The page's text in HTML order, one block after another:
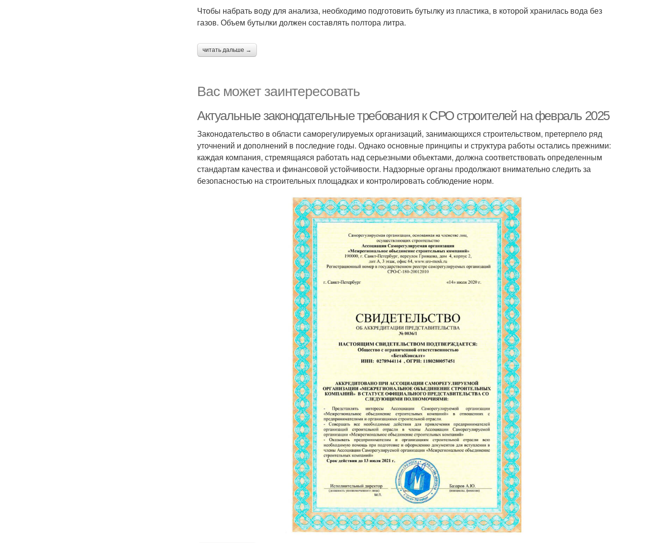
Чтобы набрать воду для анализа, необходимо подготовить бутылку из пластика, в которой хранилась вода без
газов. Объем бутылки должен составлять полтора литра.
читать дальше →
Вас может заинтересовать
Актуальные законодательные требования к СРО строителей на февраль 2025
Законодательство в области саморегулируемых организаций, занимающихся строительством, претерпело ряд
уточнений и дополнений в последние годы. Однако основные принципы и структура работы остались прежними:
каждая компания, стремящаяся работать над серьезными объектами, должна соответствовать определенным
стандартам качества и финансовой устойчивости. Надзорные органы продолжают внимательно следить за
безопасностью на строительных площадках и контролировать соблюдение норм.